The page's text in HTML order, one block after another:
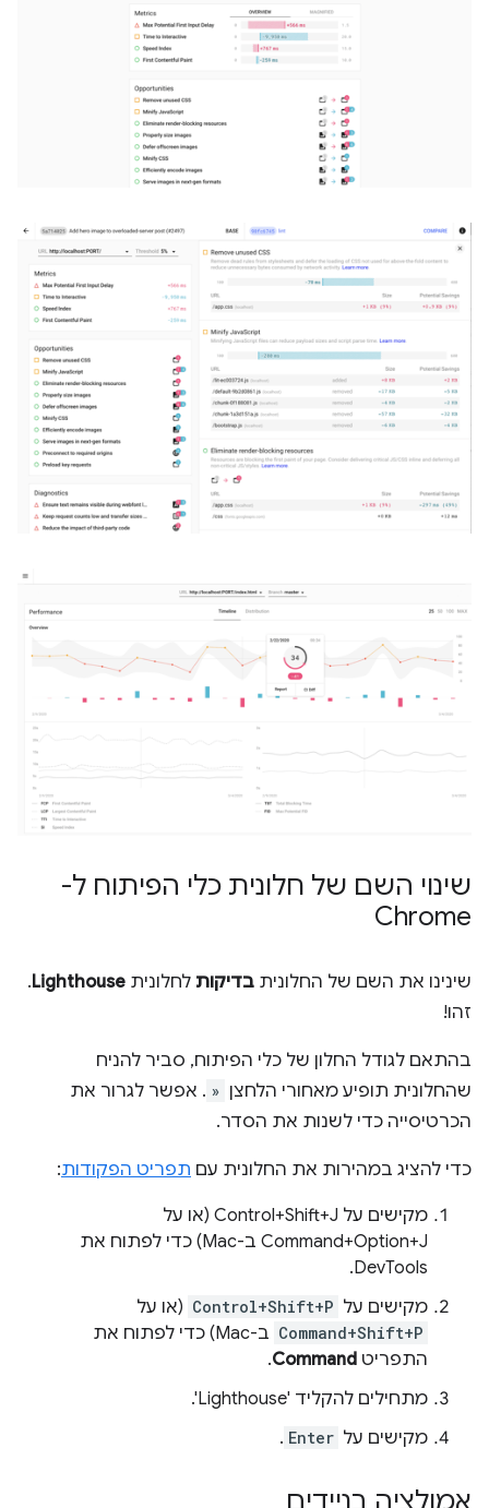
שינוי השם של חלונית כלי הפיתוח ל-
Chrome
שינינו את השם של החלונית בדיקות לחלונית Lighthouse
.
זהו!
בהתאם לגודל החלון של כלי הפיתוח, סביר להניח
שהחלונית תופיע מאחורי הלחצן » . אפשר לגרור את
הכרטיסייה כדי לשנות את הסדר.
כדי להציג במהירות את החלונית עם תפריט הפקודות:
מקישים על Control+Shift+J (או על
Command+Option+J ב-Mac) כדי לפתוח את
DevTools.
מקישים על Control+Shift+P (או על
Command+Shift+P
ב-Mac) כדי לפתוח את
התפריט Command
.
מתחילים להקליד 'Lighthouse'.
מקישים על Enter
.